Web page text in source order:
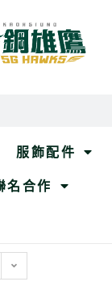
服飾配件
名合作